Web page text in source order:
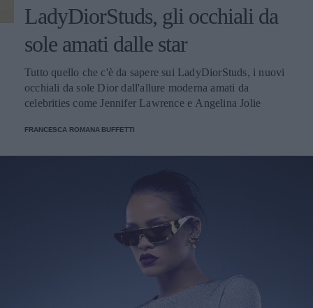
LadyDiorStuds, gli occhiali da
sole amati dalle star
Tutto quello che c'è da sapere sui LadyDiorStuds, i nuovi
occhiali da sole Dior dall'allure moderna amati da
celebrities come Jennifer Lawrence e Angelina Jolie
FRANCESCA ROMANA BUFFETTI